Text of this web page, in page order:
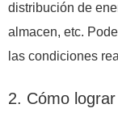
distribución de
almacen, etc.
las condiciones
2. Cómo